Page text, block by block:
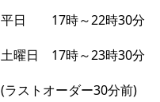
平日 17時～22時30分
土曜日 17時～23時30分
(ラストオーダー30分前)